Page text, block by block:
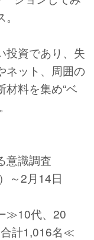
投資であり、失
ネット、周囲の
材料を集め“ベ
意識調査
～2月14日
≫10代、20
計1,016名≪